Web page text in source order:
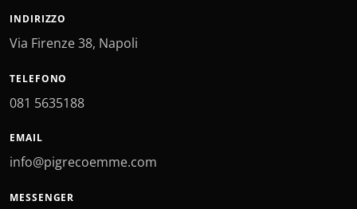
INDIRIZZO
Via Firenze 38, Napoli
TELEFONO
081 5635188
EMAIL
info@pigrecoemme.com
MESSENGER